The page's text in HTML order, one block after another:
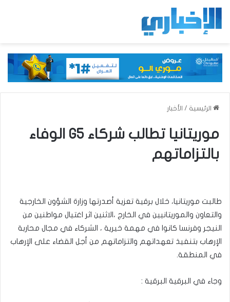
الرئيسية / الأخبار
موريتانيا تطالب شركاء G5 الوفاء
بالتزاماتهم
طالبت موريتانيا، خلال برقية تعزية أصدرتها وزارة الشؤون الخارجية
والتعاون والموريتانيين في الخارج ،الاثنين اثر اغتيال مواطنين من
النيجر وفرنسا كانوا في مهمة خيرية ، الشركاء في مجال محاربة
الإرهاب بتنفيذ تعهداتهم والتزاماتهم من أجل القضاء على الإرهاب
في المنطقة.
وجاء في البرقية البرقية :